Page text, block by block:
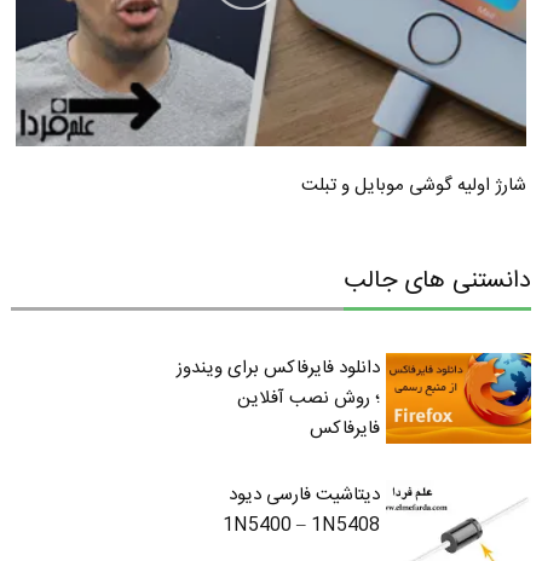
شارژ اولیه گوشی موبایل و تبلت
دانستنی های جالب
دانلود فایرفاکس برای ویندوز
؛ روش نصب آفلاین
فایرفاکس
دیتاشیت فارسی دیود
1N5400 – 1N5408